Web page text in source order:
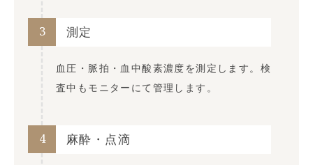
3 測定
血圧・脈拍・血中酸素濃度を測定します。検
査中もモニターにて管理します。
4 麻酔・点滴